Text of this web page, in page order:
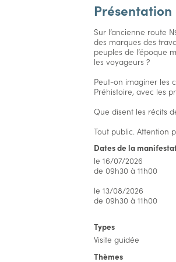
Présentation
Sur l’ancienne route
des marques des
peuples de l’époque
les voyageurs ?
Peut-on imaginer les
Préhistoire, avec les
Que disent les récits
Tout public. Attention
Dates de la
le 16/07/2026
de 09h30 à 11h00
le 13/08/2026
de 09h30 à 11h00
Types
Visite guidée
Thèmes